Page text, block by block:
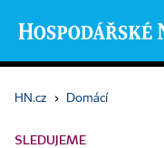
HN.cz › Domácí
SLEDUJEME